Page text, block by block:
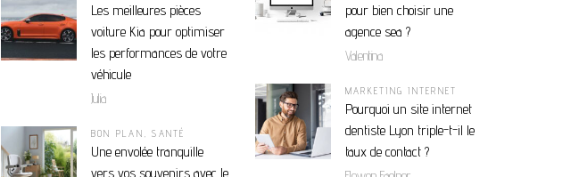
Les meilleures pièces
voiture Kia pour optimiser
les performances de votre
véhicule
Julia
BON PLAN ,SANTÉ
Une envolée tranquille
vers vos souvenirs avec le
pour bien choisir une
agence sea ?
Valentina
MARKETING INTERNET
Pourquoi un site internet
dentiste Lyon triple-t-il le
taux de contact ?